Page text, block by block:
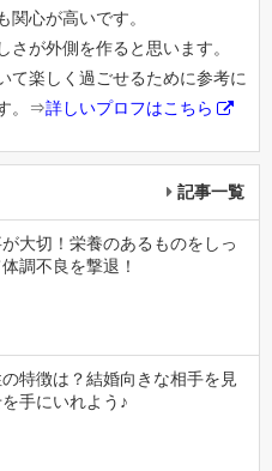
関心が高いです。
が外側を作ると思います。
て楽しく過ごせるために参考に
。⇒詳しいプロフはこちら
記事一覧
大切！栄養のあるものをしっ
調不良を撃退！
特徴は？結婚向きな相手を見
手にいれよう♪